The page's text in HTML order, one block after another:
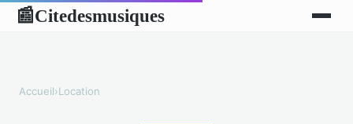
📰Citedesmusiques
Accueil›Location